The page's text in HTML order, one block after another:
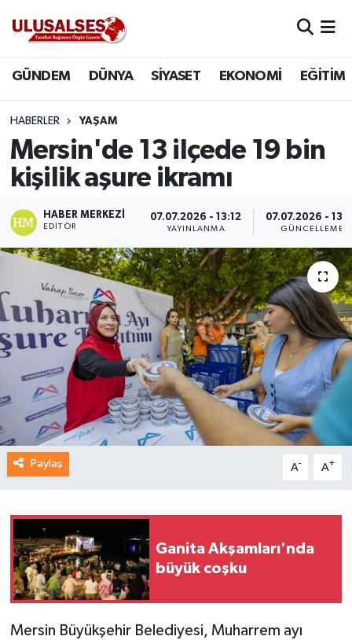
GÜNDEM DÜNYA SİYASET EKONOMİ EĞİTİM
HABERLER YAŞAM
Mersin'de 13 ilçede 19 bin
kişilik aşure ikramı
HABER MERKEZI
EDITÖR
07.07.2026 - 13:12
YAYINLANMA
07.07.2026 -
GÜNCELLEME
Paylaş A- A+
Ganita Akşamları'nda
büyük coşku
Mersin Büyükşehir Belediyesi, Muharrem ayı
DÜNYA
SİYASET
EKONOMİ
EĞİTİM
SAĞLIK
MAGAZİN
SPOR
Trafik Durumu
Süper Lig Puan Durumu ve Fikstür
Tüm Manşetler
Son Dakika Haberleri
Haber Arşivi